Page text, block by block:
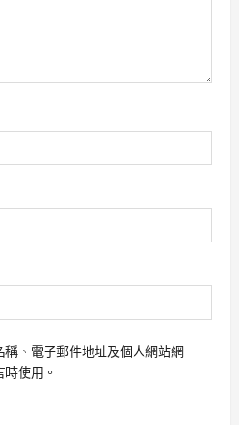
稱、電子郵件地址及個人網站網
使用。